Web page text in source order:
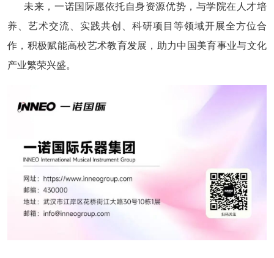
未来，一诺国际愿依托自身资源优势，与学院在人才培
养、艺术交流、实践共创、科研项目等领域开展全方位合
作，积极赋能高校艺术教育发展，助力中国美育事业与文化
产业繁荣兴盛。